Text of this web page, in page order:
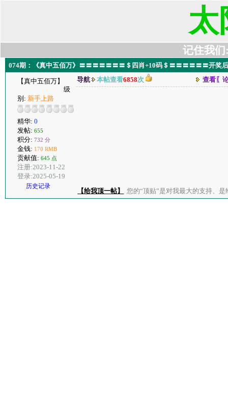
太
记住我们
074期：《真中五佰万》〓〓〓〓〓〓〓＄四肖+10码＄〓〓〓〓〓〓开奖
【真中五佰万】
级
别: 新手上路
精华: 0
发帖: 655
积分: 732 分
金钱: 170 RMB
贡献值: 645 点
注册:2023-11-22
登录:2025-05-19
历史记录
导航 本帖查看6858次 查看〖
【给我顶一帖】 您的“顶贴”是对我最大的支持、